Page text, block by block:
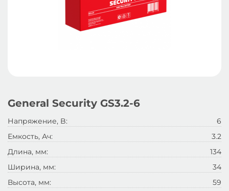
General Security GS3.2-6
Напряжение, B:
6
Емкость, Ач:
3.2
Длина, мм:
134
Ширина, мм:
34
Высота, мм:
59